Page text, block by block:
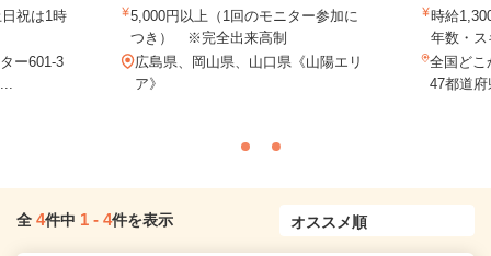
祝は1時
ー601-3
5,000円以上（1回のモニター参加に
つき） ※完全出来高制
広島県、岡山県、山口県《山陽エリ
ア》
時給
年数・
全国どこ
47都道
全 4件中 1 - 4件を表示